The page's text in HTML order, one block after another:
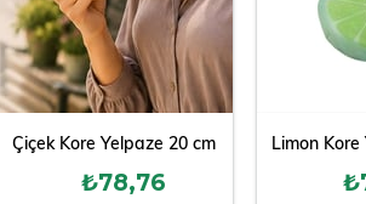
Çiçek Kore Yelpaze 20 cm
₺78,76
Limon